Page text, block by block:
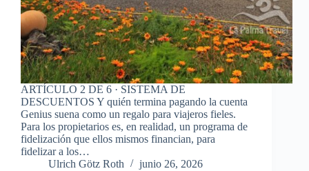
ARTÍCULO 2 DE 6 · SISTEMA DE
DESCUENTOS Y quién termina pagando la cuenta
Genius suena como un regalo para viajeros fieles.
Para los propietarios es, en realidad, un programa de
fidelización que ellos mismos financian, para
fidelizar a los…
Ulrich Götz Roth
junio 26, 2026